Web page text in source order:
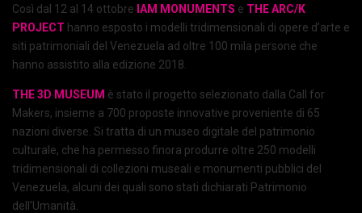
Così dal 12 al 14 ottobre IAM MONUMENTS e THE ARC/K
PROJECT hanno esposto i modelli tridimensionali di opere d’arte e
siti patrimoniali del Venezuela ad oltre 100 mila persone che
hanno assistito alla edizione 2018.
THE 3D MUSEUM è stato il progetto selezionato dalla Call for
Makers, insieme a 700 proposte innovative proveniente di 65
nazioni diverse. Si tratta di un museo digitale del patrimonio
culturale, che ha permesso finora produrre oltre 250 modelli
tridimensionali di collezioni museali e monumenti pubblici del
Venezuela, alcuni dei quali sono stati dichiarati Patrimonio
dell’Umanità.